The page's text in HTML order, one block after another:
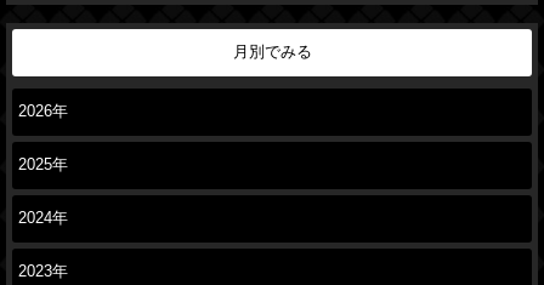
月別でみる
2026年
2025年
2024年
2023年